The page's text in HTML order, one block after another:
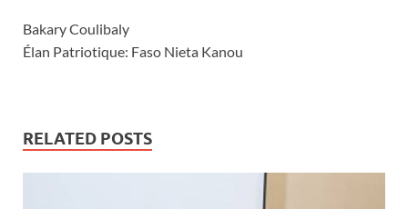
Bakary Coulibaly
Élan Patriotique: Faso Nieta Kanou
RELATED POSTS